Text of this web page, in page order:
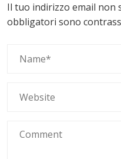
Il tuo indirizzo email non
obbligatori sono